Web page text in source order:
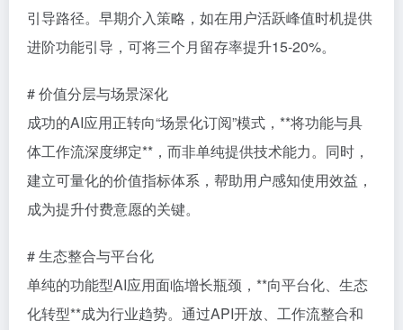
引导路径。早期介入策略，如在用户活跃峰值时机提供
进阶功能引导，可将三个月留存率提升15-20%。
# 价值分层与场景深化
成功的AI应用正转向“场景化订阅”模式，**将功能与具
体工作流深度绑定**，而非单纯提供技术能力。同时，
建立可量化的价值指标体系，帮助用户感知使用效益，
成为提升付费意愿的关键。
# 生态整合与平台化
单纯的功能型AI应用面临增长瓶颈，**向平台化、生态
化转型**成为行业趋势。通过API开放、工作流整合和